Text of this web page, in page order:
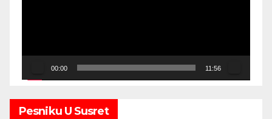
00:00 11:56
Pesniku U Susret